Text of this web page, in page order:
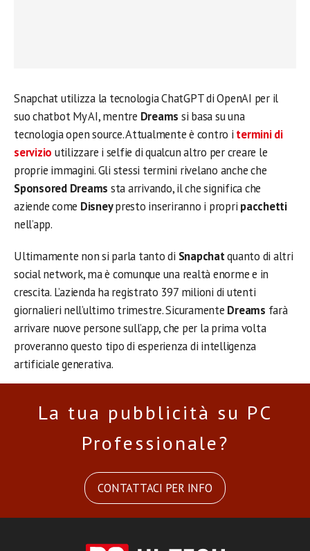
Snapchat utilizza la tecnologia ChatGPT di OpenAI per il
suo chatbot My AI, mentre Dreams si basa su una
tecnologia open source. Attualmente è contro i termini di
servizio utilizzare i selfie di qualcun altro per creare le
proprie immagini. Gli stessi termini rivelano anche che
Sponsored Dreams sta arrivando, il che significa che
aziende come Disneypresto inseriranno i propri pacchetti
nell’app.
Ultimamente non si parla tanto di Snapchatquanto di altri
social network, ma è comunque una realtà enorme e in
crescita. L’azienda ha registrato 397 milioni di utenti
giornalieri nell’ultimo trimestre. Sicuramente Dreams farà
arrivare nuove persone sull’app, che per la prima volta
proveranno questo tipo di esperienza di intelligenza
artificiale generativa.
La tua pubblicità su PC
Professionale?
CONTATTACI PER INFO